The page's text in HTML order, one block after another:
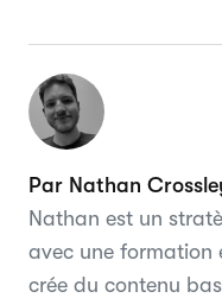
Par Nathan
Nathan est un
avec une formation
crée du contenu